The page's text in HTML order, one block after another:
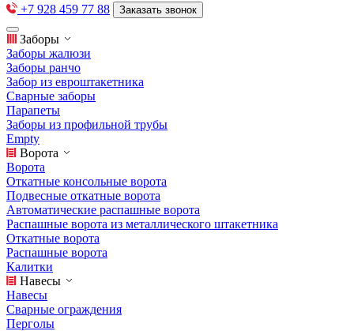
+7 928 459 77 88 Заказать звонок
Заборы
Заборы жалюзи
Заборы ранчо
Забор из евроштакетника
Сварные заборы
Парапеты
Заборы из профильной трубы
Empty
Ворота
Ворота
Откатные консольные ворота
Подвесные откатные ворота
Автоматические распашные ворота
Распашные ворота из металлического штакетника
Откатные ворота
Распашные ворота
Калитки
Навесы
Навесы
Сварные ограждения
Перголы